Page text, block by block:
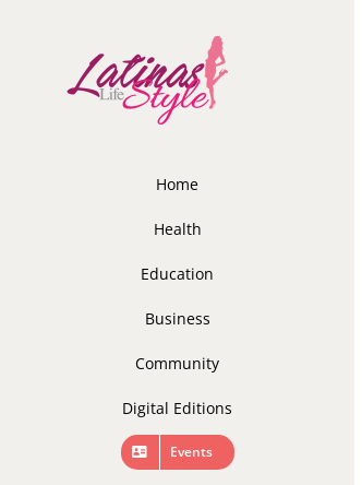
Home
Health
Education
Business
Community
Digital Editions
Events